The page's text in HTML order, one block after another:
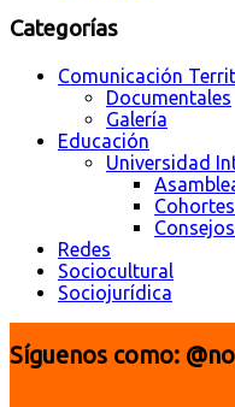
Categorías
Comunicación
Documentales
Galería
Educación
Universidad
Redes
Sociocultural
Sociojurídica
Síguenos como: